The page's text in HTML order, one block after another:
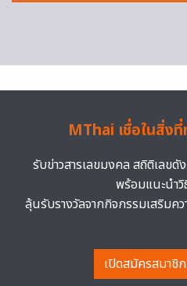
MThai เชื่อในสิ่งที่
รับข่าวสารเลขมงคล สถิติเลขดั
พร้อมแนะนำวิ
ลุ้นรับรางวัลจากกิจกรรมเสริมค
เปิดสมัครสมาชิ